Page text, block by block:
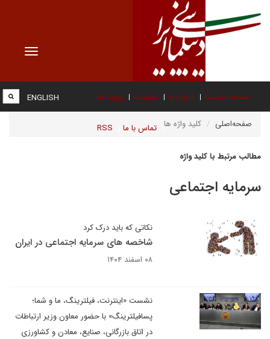
Toggle
صفحه نخست درباره ما عضویت پیوند ها
تماس با ما RSS
ENGLISH
صفحه‌اصلی کلید واژه ها
مطالب مرتبط با کلید واژه
سرمایه اجتماعی
نکاتی که باید درک کرد
شاخصه های سرمایه اجتماعی در ایران
۰۸ اسفند ۱۴۰۴
نشست «اینترنت، فیلترینگ، ما و شما؛
پسافیلترینگ» با حضور معاون وزیر ارتباطات
در اتاق بازرگانی، صنایع، معادن و کشاورزی